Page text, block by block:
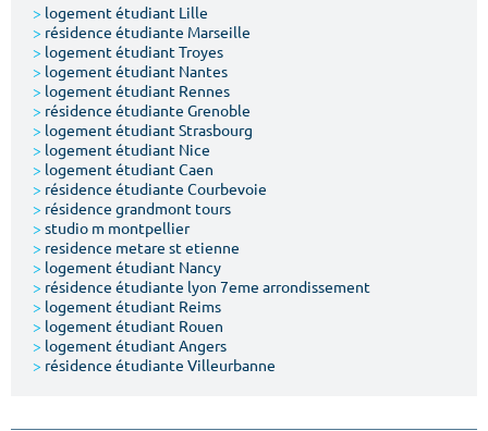
Type de location
Votre date d'entrée
> logement étudiant Lille
> résidence étudiante Marseille
> logement étudiant Troyes
> logement étudiant Nantes
> logement étudiant Rennes
> résidence étudiante Grenoble
> logement étudiant Strasbourg
> logement étudiant Nice
> logement étudiant Caen
> résidence étudiante Courbevoie
> résidence grandmont tours
> studio m montpellier
> residence metare st etienne
> logement étudiant Nancy
> résidence étudiante lyon 7eme arrondissement
> logement étudiant Reims
> logement étudiant Rouen
> logement étudiant Angers
> résidence étudiante Villeurbanne